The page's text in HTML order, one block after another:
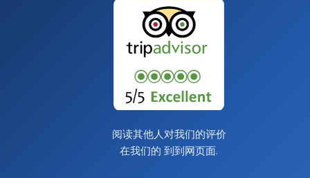
阅读其他人对我们的评价
在我们的 到到网页面.